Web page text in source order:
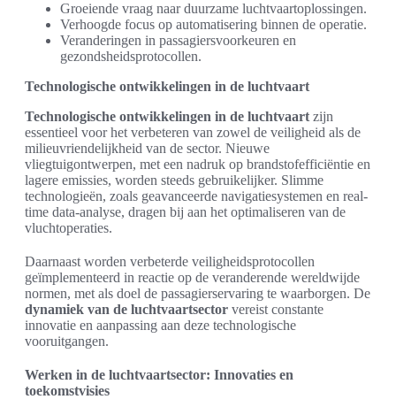
Groeiende vraag naar duurzame luchtvaartoplossingen.
Verhoogde focus op automatisering binnen de operatie.
Veranderingen in passagiersvoorkeuren en
gezondsheidsprotocollen.
Technologische ontwikkelingen in de luchtvaart
Technologische ontwikkelingen in de luchtvaart zijn
essentieel voor het verbeteren van zowel de veiligheid als de
milieuvriendelijkheid van de sector. Nieuwe
vliegtuigontwerpen, met een nadruk op brandstofefficiëntie en
lagere emissies, worden steeds gebruikelijker. Slimme
technologieën, zoals geavanceerde navigatiesystemen en real-
time data-analyse, dragen bij aan het optimaliseren van de
vluchtoperaties.
Daarnaast worden verbeterde veiligheidsprotocollen
geïmplementeerd in reactie op de veranderende wereldwijde
normen, met als doel de passagierservaring te waarborgen. De
dynamiek van de luchtvaartsector vereist constante
innovatie en aanpassing aan deze technologische
vooruitgangen.
Werken in de luchtvaartsector: Innovaties en
toekomstvisies